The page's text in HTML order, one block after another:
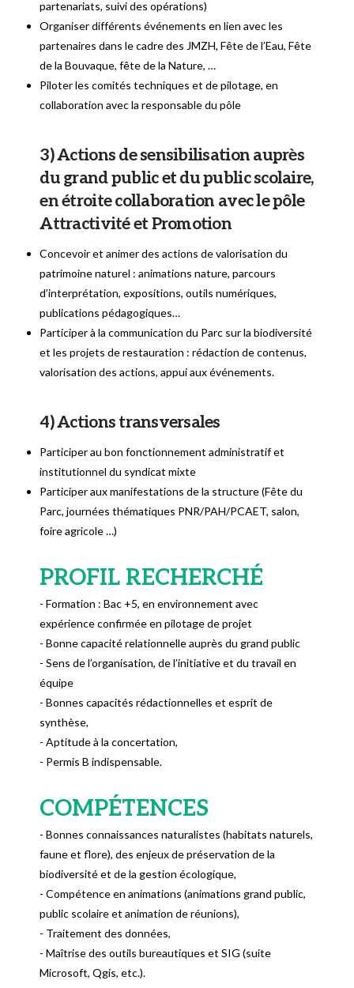
partenariats, suivi des opérations)
Organiser différents événements en lien avec les
partenaires dans le cadre des JMZH, Fête de l’Eau, Fête
de la Bouvaque, fête de la Nature, …
Piloter les comités techniques et de pilotage, en
collaboration avec la responsable du pôle
3) Actions de sensibilisation auprès
du grand public et du public scolaire,
en étroite collaboration avec le pôle
Attractivité et Promotion
Concevoir et animer des actions de valorisation du
patrimoine naturel : animations nature, parcours
d’interprétation, expositions, outils numériques,
publications pédagogiques…
Participer à la communication du Parc sur la biodiversité
et les projets de restauration : rédaction de contenus,
valorisation des actions, appui aux événements.
4) Actions transversales
Participer au bon fonctionnement administratif et
institutionnel du syndicat mixte
Participer aux manifestations de la structure (Fête du
Parc, journées thématiques PNR/PAH/PCAET, salon,
foire agricole …)
PROFIL RECHERCHÉ
- Formation : Bac +5, en environnement avec
expérience confirmée en pilotage de projet
- Bonne capacité relationnelle auprès du grand public
- Sens de l’organisation, de l’initiative et du travail en
équipe
- Bonnes capacités rédactionnelles et esprit de
synthèse,
- Aptitude à la concertation,
- Permis B indispensable.
COMPÉTENCES
- Bonnes connaissances naturalistes (habitats naturels,
faune et flore), des enjeux de préservation de la
biodiversité et de la gestion écologique,
- Compétence en animations (animations grand public,
public scolaire et animation de réunions),
- Traitement des données,
- Maîtrise des outils bureautiques et SIG (suite
Microsoft, Qgis, etc.).